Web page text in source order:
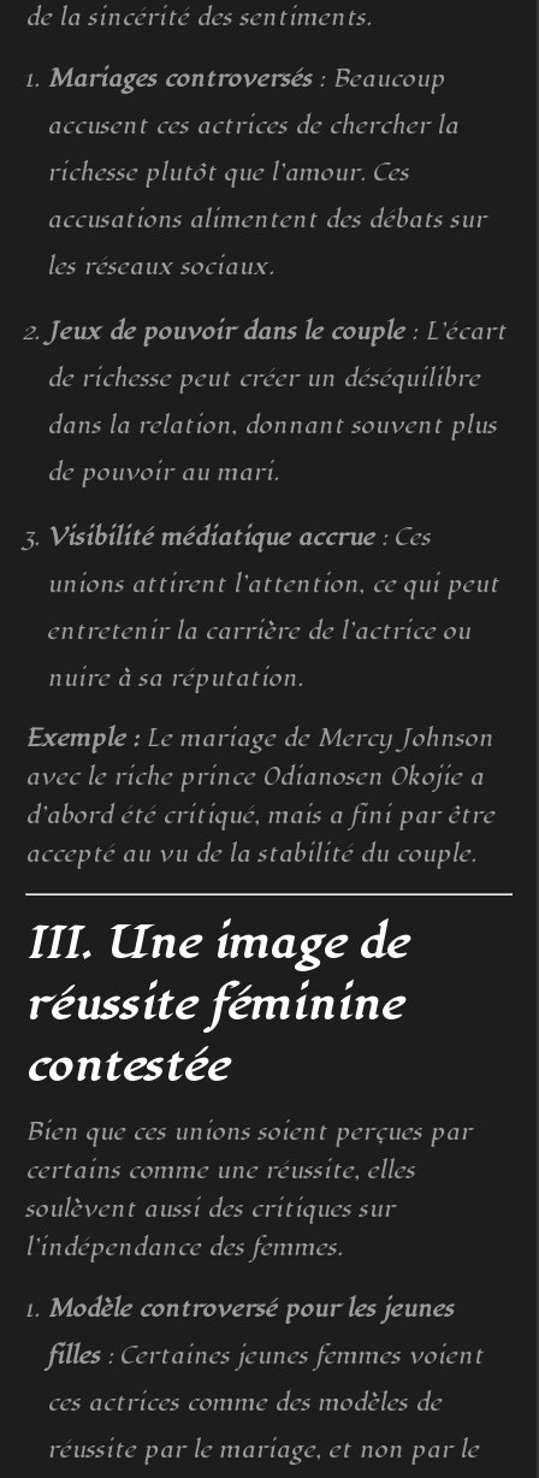
de la sincérité des sentiments.
Mariages controversés: Beaucoup
accusent ces actrices de chercher la
richesse plutôt que l’amour. Ces
accusations alimentent des débats sur
les réseaux sociaux.
Jeux de pouvoir dans le couple: L’écart
de richesse peut créer un déséquilibre
dans la relation, donnant souvent plus
de pouvoir au mari.
Visibilité médiatique accrue: Ces
unions attirent l’attention, ce qui peut
entretenir la carrière de l’actrice ou
nuire à sa réputation.
Exemple :Le mariage de Mercy Johnson
avec le riche prince Odianosen Okojie a
d’abord été critiqué, mais a fini par être
accepté au vu de la stabilité du couple.
III. Une image de
réussite féminine
contestée
Bien que ces unions soient perçues par
certains comme une réussite, elles
soulèvent aussi des critiques sur
l’indépendance des femmes.
Modèle controversé pour les jeunes
filles: Certaines jeunes femmes voient
ces actrices comme des modèles de
réussite par le mariage, et non par le